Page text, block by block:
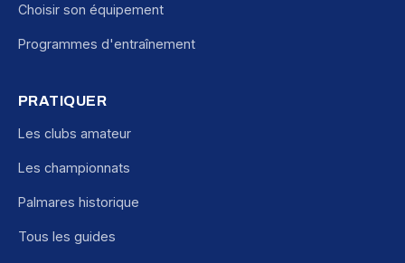
Choisir son équipement
Programmes d'entraînement
PRATIQUER
Les clubs amateur
Les championnats
Palmares historique
Tous les guides